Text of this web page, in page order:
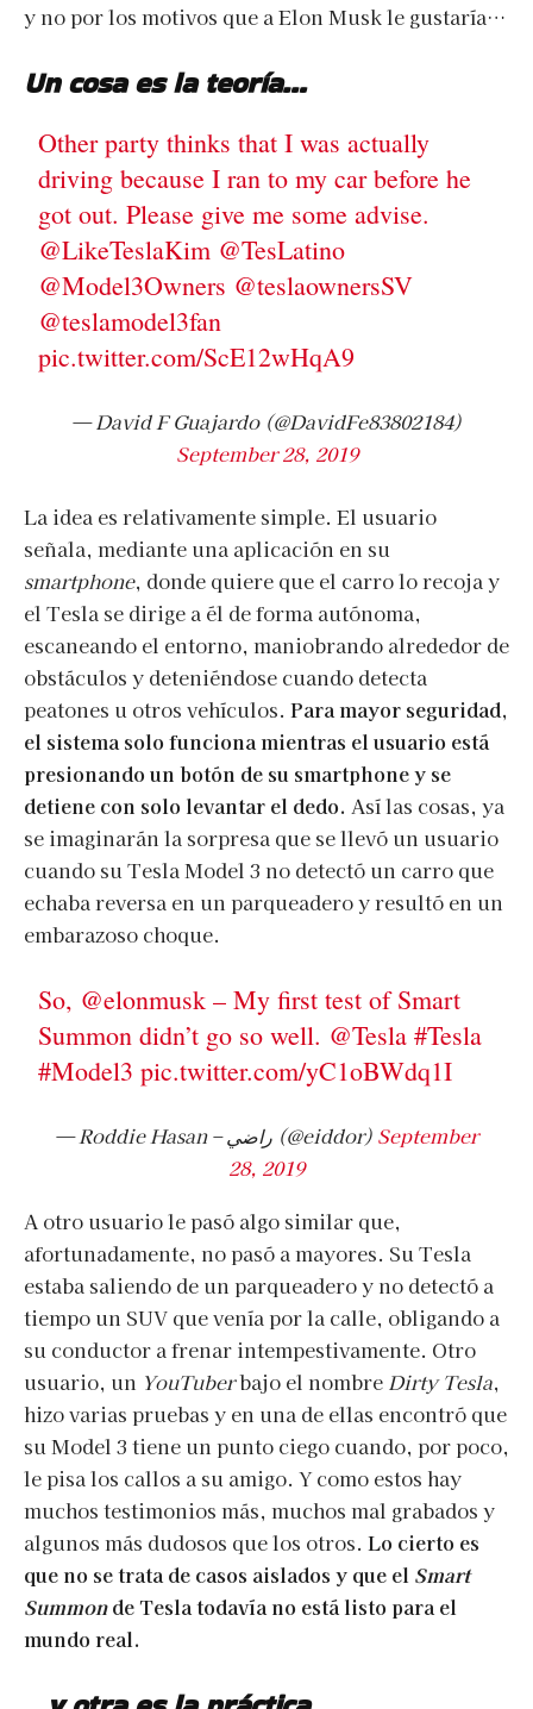
y no por los motivos que a Elon Musk le gustaría…
Un cosa es la teoría…
Other party thinks that I was actually
driving because I ran to my car before he
got out. Please give me some advise.
@LikeTeslaKim @TesLatino
@Model3Owners @teslaownersSV
@teslamodel3fan
pic.twitter.com/ScE12wHqA9
— David F Guajardo (@DavidFe83802184)
September 28, 2019
La idea es relativamente simple. El usuario
señala, mediante una aplicación en su
smartphone, donde quiere que el carro lo recoja y
el Tesla se dirige a él de forma autónoma,
escaneando el entorno, maniobrando alrededor de
obstáculos y deteniéndose cuando detecta
peatones u otros vehículos. Para mayor seguridad,
el sistema solo funciona mientras el usuario está
presionando un botón de su smartphone y se
detiene con solo levantar el dedo. Así las cosas, ya
se imaginarán la sorpresa que se llevó un usuario
cuando su Tesla Model 3 no detectó un carro que
echaba reversa en un parqueadero y resultó en un
embarazoso choque.
So, @elonmusk – My first test of Smart
Summon didn’t go so well. @Tesla #Tesla
#Model3 pic.twitter.com/yC1oBWdq1I
— Roddie Hasan – راضي (@eiddor) September
28, 2019
A otro usuario le pasó algo similar que,
afortunadamente, no pasó a mayores. Su Tesla
estaba saliendo de un parqueadero y no detectó a
tiempo un SUV que venía por la calle, obligando a
su conductor a frenar intempestivamente. Otro
usuario, un YouTuberbajo el nombre Dirty Tesla,
hizo varias pruebas y en una de ellas encontró que
su Model 3 tiene un punto ciego cuando, por poco,
le pisa los callos a su amigo. Y como estos hay
muchos testimonios más, muchos mal grabados y
algunos más dudosos que los otros. Lo cierto es
que no se trata de casos aislados y que el Smart
Summonde Tesla todavía no está listo para el
mundo real.